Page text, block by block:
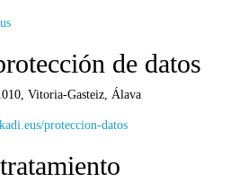
de datos
Vitoria-Gasteiz Álava
proteccion-datos